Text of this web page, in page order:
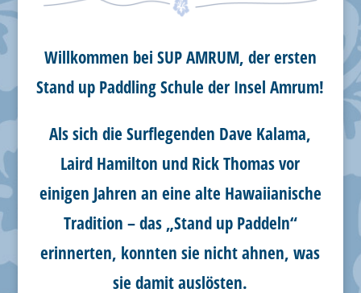
Willkommen bei SUP AMRUM, der ersten
Stand up Paddling Schule der Insel Amrum!
Als sich die Surflegenden Dave Kalama,
Laird Hamilton und Rick Thomas vor
einigen Jahren an eine alte Hawaiianische
Tradition – das „Stand up Paddeln“
erinnerten, konnten sie nicht ahnen, was
sie damit auslösten.